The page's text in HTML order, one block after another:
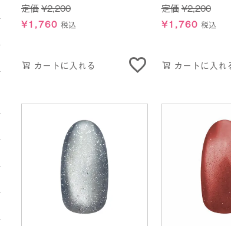
定価¥2,200
¥1,760 税込
カートに入れる
定価¥2,200
¥1,760 税込
カートに入れ